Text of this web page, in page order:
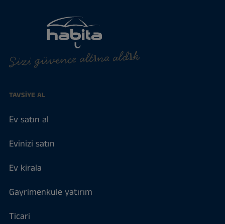
Sizi güvence altına aldık
TAVSIYE AL
Ev satın al
Evinizi satın
Ev kirala
Gayrimenkule yatırım
Ticari